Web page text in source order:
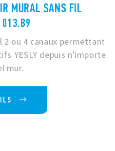
MURAL SANS FIL
013.B9
ou 4 canaux permettant
YESLY depuis n'importe
mur.